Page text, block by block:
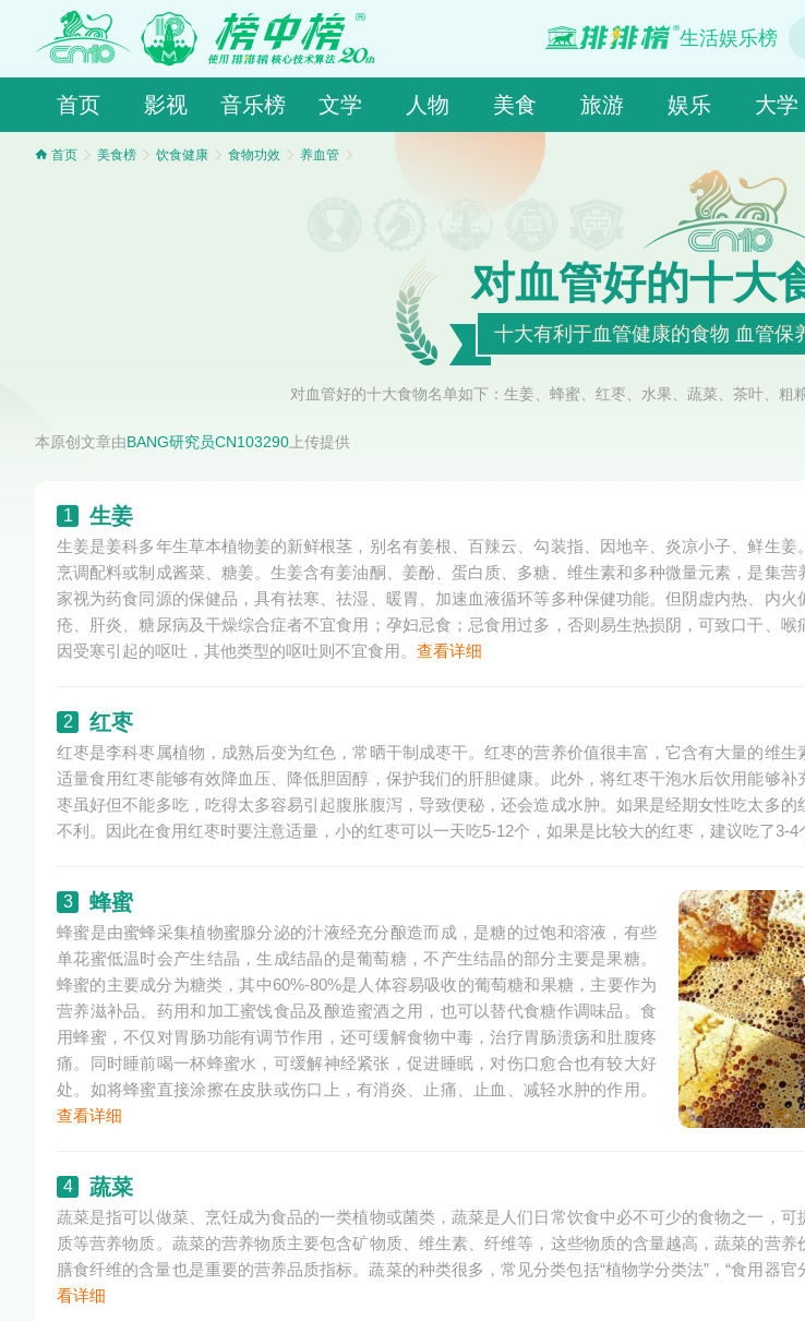
生活娱乐榜
首页 影视 音乐榜 文学 人物 美食 旅游 娱乐 大学
首页 美食榜 饮食健康 食物功效 养血管
对血管好的十大
十大有利于血管健康的食物 血管保
对血管好的十大食物名单如下：生姜、蜂蜜、红枣、水果、蔬菜、茶叶、粗
本原创文章由BANG研究员CN103290上传提供
1 生姜
生姜是姜科多年生草本植物姜的新鲜根茎，别名有姜根、百辣云、勾装指、因地辛、炎凉小子、鲜生
烹调配料或制成酱菜、糖姜。生姜含有姜油酮、姜酚、蛋白质、多糖、维生素和多种微量元素，是集
家视为药食同源的保健品，具有祛寒、祛湿、暖胃、加速血液循环等多种保健功能。但阴虚内热、内
疮、肝炎、糖尿病及干燥综合症者不宜食用；孕妇忌食；忌食用过多，否则易生热损阴，可致口干、
因受寒引起的呕吐，其他类型的呕吐则不宜食用。 查看详细
2 红枣
红枣是李科枣属植物，成熟后变为红色，常晒干制成枣干。红枣的营养价值很丰富，它含有大量的维生
适量食用红枣能够有效降血压、降低胆固醇，保护我们的肝胆健康。此外，将红枣干泡水后饮用能够
枣虽好但不能多吃，吃得太多容易引起腹胀腹泻，导致便秘，还会造成水肿。如果是经期女性吃太多
不利。因此在食用红枣时要注意适量，小的红枣可以一天吃5-12个，如果是比较大的红枣，建议吃了3-4
3 蜂蜜
蜂蜜是由蜜蜂采集植物蜜腺分泌的汁液经充分酿造而成，是糖的过饱和溶液，有些
单花蜜低温时会产生结晶，生成结晶的是葡萄糖，不产生结晶的部分主要是果糖。
蜂蜜的主要成分为糖类，其中60%-80%是人体容易吸收的葡萄糖和果糖，主要作为
营养滋补品、药用和加工蜜饯食品及酿造蜜酒之用，也可以替代食糖作调味品。食
用蜂蜜，不仅对胃肠功能有调节作用，还可缓解食物中毒，治疗胃肠溃疡和肚腹疼
痛。同时睡前喝一杯蜂蜜水，可缓解神经紧张，促进睡眠，对伤口愈合也有较大好
处。如将蜂蜜直接涂擦在皮肤或伤口上，有消炎、止痛、止血、减轻水肿的作用。
查看详细
4 蔬菜
蔬菜是指可以做菜、烹饪成为食品的一类植物或菌类，蔬菜是人们日常饮食中必不可少的食物之一，
质等营养物质。蔬菜的营养物质主要包含矿物质、维生素、纤维等，这些物质的含量越高，蔬菜的营
膳食纤维的含量也是重要的营养品质指标。蔬菜的种类很多，常见分类包括“植物学分类法”，“食用器官
看详细